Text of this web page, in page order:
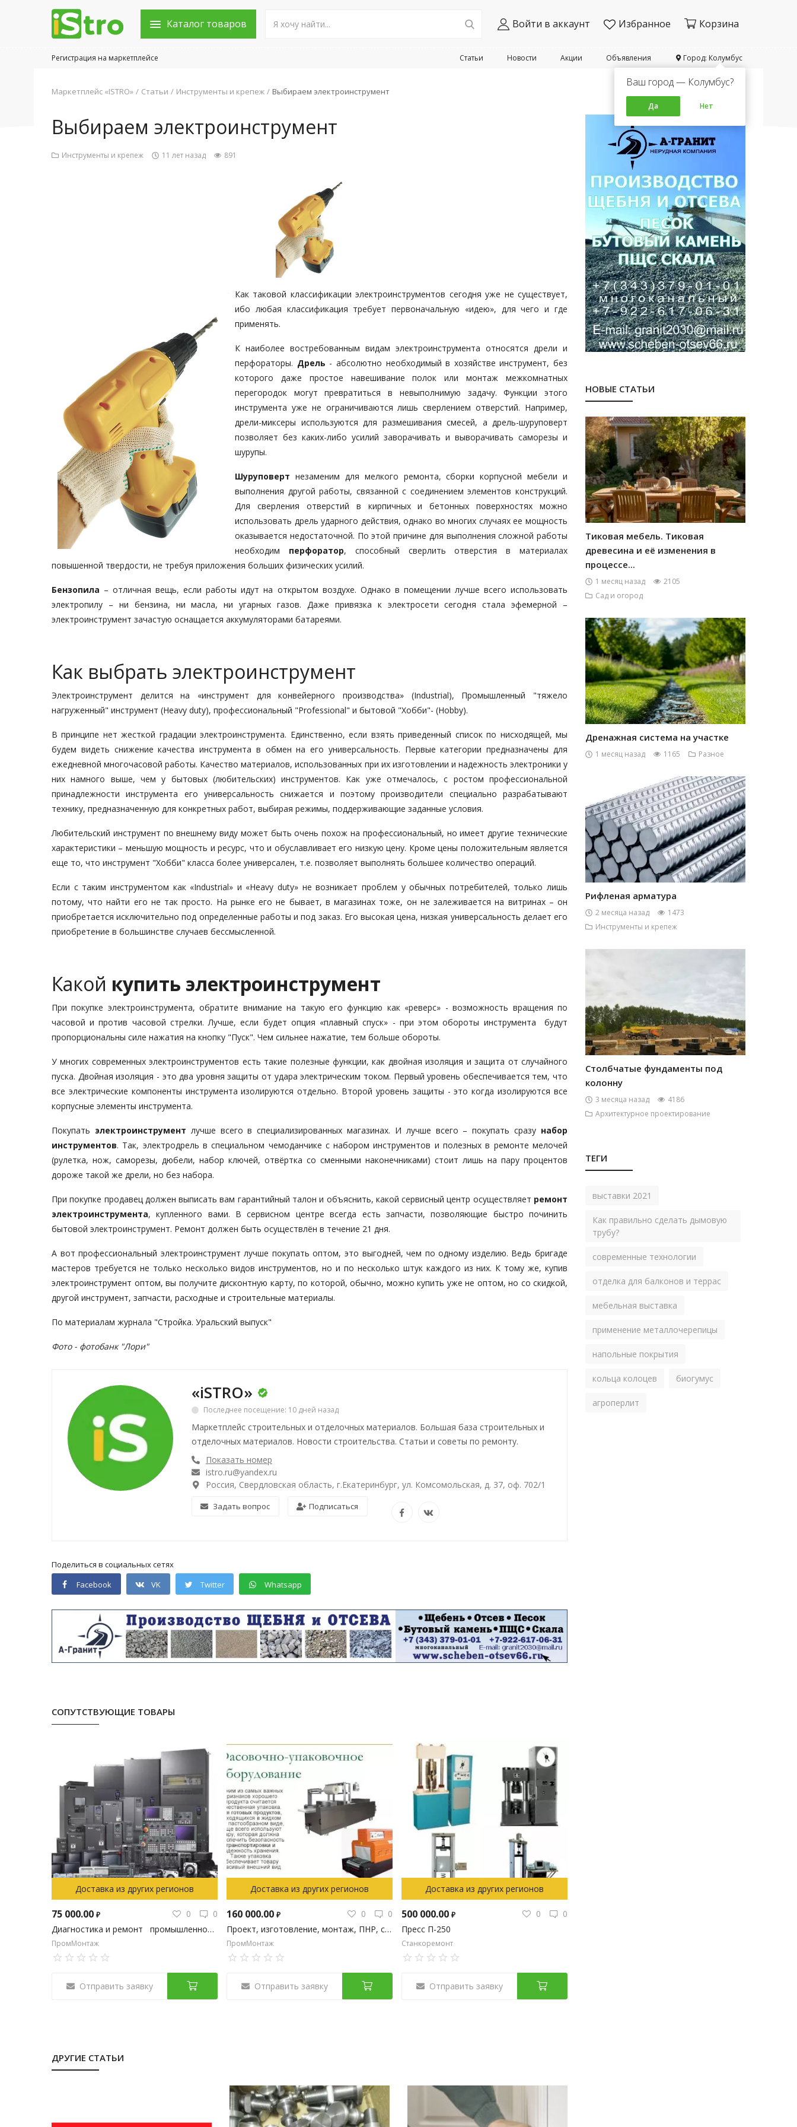
Каталог товаров Войти в аккаунт Избранное Корзина
Город: Колумбус
Ваш город — Колумбус?
Да Нет
Объявления
Акции
Новости
Статьи
Регистрация на маркетплейсе
Маркетплейс «ISTRO» Статьи Инструменты и крепеж Выбираем электроинструмент
Выбираем электроинструмент
Инструменты и крепеж 11 лет назад 891
Как таковой классификации электроинструментов сегодня уже не существует,
ибо любая классификация требует первоначальную «идею», для чего и где
применять.
К наиболее востребованным видам электроинструмента относятся дрели и
перфораторы. Дрель - абсолютно необходимый в хозяйстве инструмент, без
которого даже простое навешивание полок или монтаж межкомнатных
перегородок могут превратиться в невыполнимую задачу. Функции этого
инструмента уже не ограничиваются лишь сверлением отверстий. Например,
дрели-миксеры используются для размешивания смесей, а дрель-шуруповерт
позволяет без каких-либо усилий заворачивать и выворачивать саморезы и
шурупы.
Шуруповерт незаменим для мелкого ремонта, сборки корпусной мебели и
выполнения другой работы, связанной с соединением элементов конструкций.
Для сверления отверстий в кирпичных и бетонных поверхностях можно
использовать дрель ударного действия, однако во многих случаях ее мощность
оказывается недостаточной. По этой причине для выполнения сложной работы
необходим перфоратор, способный сверлить отверстия в материалах
повышенной твердости, не требуя приложения больших физических усилий.
Бензопила – отличная вещь, если работы идут на открытом воздухе. Однако в помещении лучше всего использовать
электропилу – ни бензина, ни масла, ни угарных газов. Даже привязка к электросети сегодня стала эфемерной –
электроинструмент зачастую оснащается аккумуляторами батареями.
Как выбрать электроинструмент
Электроинструмент делится на «инструмент для конвейерного производства» (Industrial), Промышленный "тяжело
нагруженный" инструмент (Heavy duty), профессиональный "Professional" и бытовой "Хобби"- (Hobby).
В принципе нет жесткой градации электроинструмента. Единственно, если взять приведенный список по нисходящей, мы
будем видеть снижение качества инструмента в обмен на его универсальность. Первые категории предназначены для
ежедневной многочасовой работы. Качество материалов, использованных при их изготовлении и надежность электроники у
них намного выше, чем у бытовых (любительских) инструментов. Как уже отмечалось, с ростом профессиональной
принадлежности инструмента его универсальность снижается и поэтому производители специально разрабатывают
технику, предназначенную для конкретных работ, выбирая режимы, поддерживающие заданные условия.
Любительский инструмент по внешнему виду может быть очень похож на профессиональный, но имеет другие технические
характеристики – меньшую мощность и ресурс, что и обуславливает его низкую цену. Кроме цены положительным является
еще то, что инструмент "Хобби" класса более универсален, т.е. позволяет выполнять большее количество операций.
Если с таким инструментом как «Industrial» и «Heavy duty» не возникает проблем у обычных потребителей, только лишь
потому, что найти его не так просто. На рынке его не бывает, в магазинах тоже, он не залеживается на витринах – он
приобретается исключительно под определенные работы и под заказ. Его высокая цена, низкая универсальность делает его
приобретение в большинстве случаев бессмысленной.
Какой купить электроинструмент
При покупке электроинструмента, обратите внимание на такую его функцию как «реверс» - возможность вращения по
часовой и против часовой стрелки. Лучше, если будет опция «плавный спуск» - при этом обороты инструмента будут
пропорциональны силе нажатия на кнопку "Пуск". Чем сильнее нажатие, тем больше обороты.
У многих современных электроинструментов есть такие полезные функции, как двойная изоляция и защита от случайного
пуска. Двойная изоляция - это два уровня защиты от удара электрическим током. Первый уровень обеспечивается тем, что
все электрические компоненты инструмента изолируются отдельно. Второй уровень защиты - это когда изолируются все
корпусные элементы инструмента.
Покупать электроинструмент лучше всего в специализированных магазинах. И лучше всего – покупать сразу набор
инструментов. Так, электродрель в специальном чемоданчике с набором инструментов и полезных в ремонте мелочей
(рулетка, нож, саморезы, дюбели, набор ключей, отвёртка со сменными наконечниками) стоит лишь на пару процентов
дороже такой же дрели, но без набора.
При покупке продавец должен выписать вам гарантийный талон и объяснить, какой сервисный центр осуществляет ремонт
электроинструмента, купленного вами. В сервисном центре всегда есть запчасти, позволяющие быстро починить
бытовой электроинструмент. Ремонт должен быть осуществлён в течение 21 дня.
А вот профессиональный электроинструмент лучше покупать оптом, это выгодней, чем по одному изделию. Ведь бригаде
мастеров требуется не только несколько видов инструментов, но и по несколько штук каждого из них. К тому же, купив
электроинструмент оптом, вы получите дисконтную карту, по которой, обычно, можно купить уже не оптом, но со скидкой,
другой инструмент, запчасти, расходные и строительные материалы.
По материалам журнала "Стройка. Уральский выпуск"
Фото - фотобанк "Лори"
«iSTRO»
Последнее посещение: 10 дней назад
Маркетплейс строительных и отделочных материалов. Большая база строительных и
отделочных материалов. Новости строительства. Статьи и советы по ремонту.
Показать номер
istro.ru@yandex.ru
Россия, Свердловская область, г.Екатеринбург, ул. Комсомольская, д. 37, оф. 702/1
Задать вопрос Подписаться
Поделиться в социальных сетях
Facebook
VK Twitter Whatsapp
СОПУТСТВУЮЩИЕ ТОВАРЫ
Доставка из других регионов
75 000.00 ₽ 0
0
Диагностика и ремонт промышленного оборудования
ПромМонтаж
Отправить заявку
Доставка из других регионов
160 000.00 ₽ 0
0
Проект, изготовление, монтаж, ПНР, сервис оборудования
ПромМонтаж
Отправить заявку
Доставка из других регионов
500 000.00 ₽ 0
0
Пресс П-250
Станкоремонт
Отправить заявку
ДРУГИЕ СТАТЬИ
НОВЫЕ СТАТЬИ
Тиковая мебель. Тиковая
древесина и её изменения в
процессе...
1 месяц назад
2105
Сад и огород
Дренажная система на участке
1 месяц назад 1165 Разное
Рифленая арматура
2 месяца назад
1473
Инструменты и крепеж
Столбчатые фундаменты под
колонну
3 месяца назад
4186
Архитектурное проектирование
ТЕГИ
выставки 2021
Как правильно сделать дымовую
трубу?
современные технологии
отделка для балконов и террас
мебельная выставка
применение металлочерепицы
напольные покрытия
кольца колоцев биогумус
агроперлит